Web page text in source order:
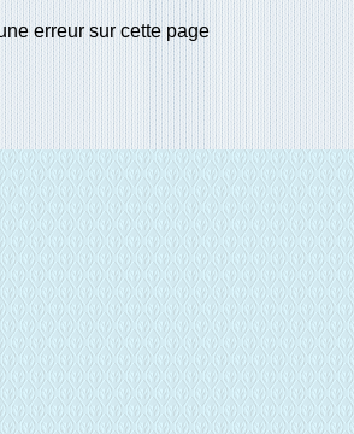
erreur sur cette page